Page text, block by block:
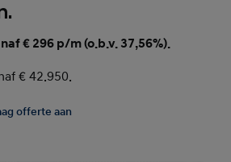
€ 296 p/m (o.b.v. 37,56%).
€ 42.950.
offerte aan